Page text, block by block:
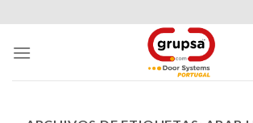
to
content